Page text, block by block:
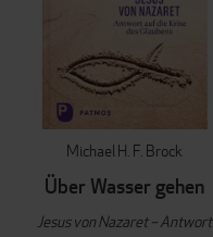
Michael H. F. Brock
Über Wasser gehen
Jesus von Nazaret – Antwort